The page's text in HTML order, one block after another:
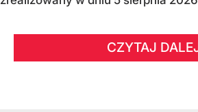
CZYTAJ